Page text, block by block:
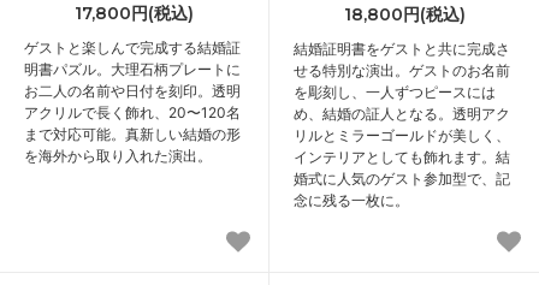
17,800円(税込)
ゲストと楽しんで完成する結婚証
明書パズル。大理石柄プレートに
お二人の名前や日付を刻印。透明
アクリルで長く飾れ、20〜120名
まで対応可能。真新しい結婚の形
を海外から取り入れた演出。
18,800円(税込)
結婚証明書をゲストと共に完成さ
せる特別な演出。ゲストのお名前
を彫刻し、一人ずつピースには
め、結婚の証人となる。透明アク
リルとミラーゴールドが美しく、
インテリアとしても飾れます。結
婚式に人気のゲスト参加型で、記
念に残る一枚に。